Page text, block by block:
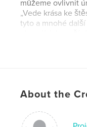
můžeme ovlivnit
„Vede krása ke
tyto a mnohé
kráse nastavuje
zacházíme s
Author website
About the